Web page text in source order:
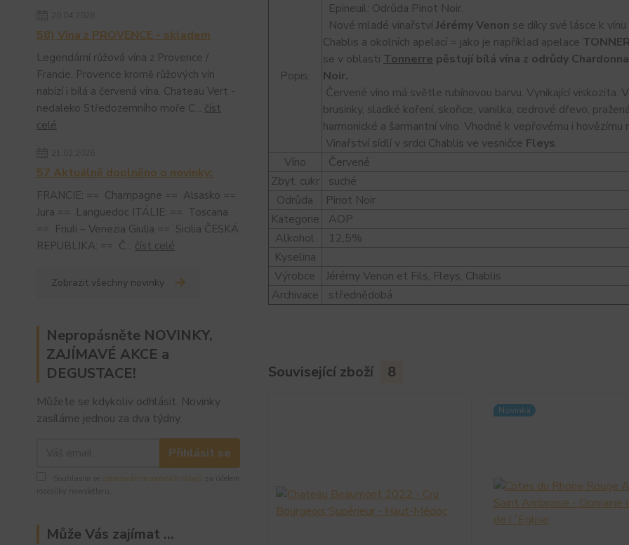
58) Vína z PROVENCE - skladem
Legendární růžová vína z Provence /
Francie. Provence kromě růžových vín
nabízí i bílá a červená vína. Chateau Vert -
nedaleko Středozemního moře C... číst
celé
57 Aktuálně doplněno o novinky:
FRANCIE: == Champagne == Alsasko ==
Jura == Languedoc ITÁLIE: == Toscana
== Friuli – Venezia Giulia == Sicilia ČESKÁ
REPUBLIKA: == Č... číst celé
Zobrazit všechny novinky
Nepropásněte NOVINKY,
ZAJÍMAVÉ AKCE a
DEGUSTACE!
Můžete se kdykoliv odhlásit. Novinky
zasíláme jednou za dva týdny.
Přihlásit se
zpracováním osobních údajů
Může Vás zajímat ...
Popis:
Epineuil: Odrůda Pinot Noir.
Nové mladé vinařstvíJérémy Venon se díky své lásce k
Chablis a okolních apelací = jako je například apelace
se v oblasti Tonnerre pěstují bílá vína z odrůdy
Noir.
Červené víno má světle rubínovou barvu. Vynikající viskozita.
brusinky, sladké koření, skořice, vanilka, cedrové dřevo,
harmonické a šarmantní víno. Vhodné k vepřovému i hovězímu
Vinařství sídlí v srdci Chablis ve vesničce Fleys.
Víno
Červené
Zbyt. cukr
suché
Odrůda
Pinot Noir
Kategorie
AOP
Alkohol
12,5%
Kyselina
Výrobce
Jérémy Venon et Fils, Fleys, Chablis
Archivace
střednědobá
Související zboží 8
Novinka